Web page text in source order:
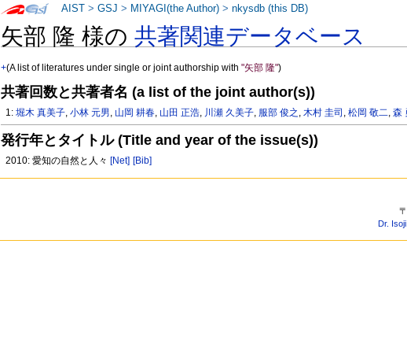
矢部 隆 様の共著関連データベース
+(A list of literatures under single or joint authorship with"矢部 隆")
共著回数と共著者名 (a list of the joint author(s))
1:堀木 真美子,小林 元男, 山岡 耕春, 山田 正浩, 川瀬 久美子, 服部 俊之 ,木村 圭司 ,松岡 敬二,森
発行年とタイトル (Title and year of the issue(s))
2010: 愛知の自然と人々 [Net] [Bib]
AIST >GSJ > MIYAGI(the Author) >nkysdb (this DB)
Dr.